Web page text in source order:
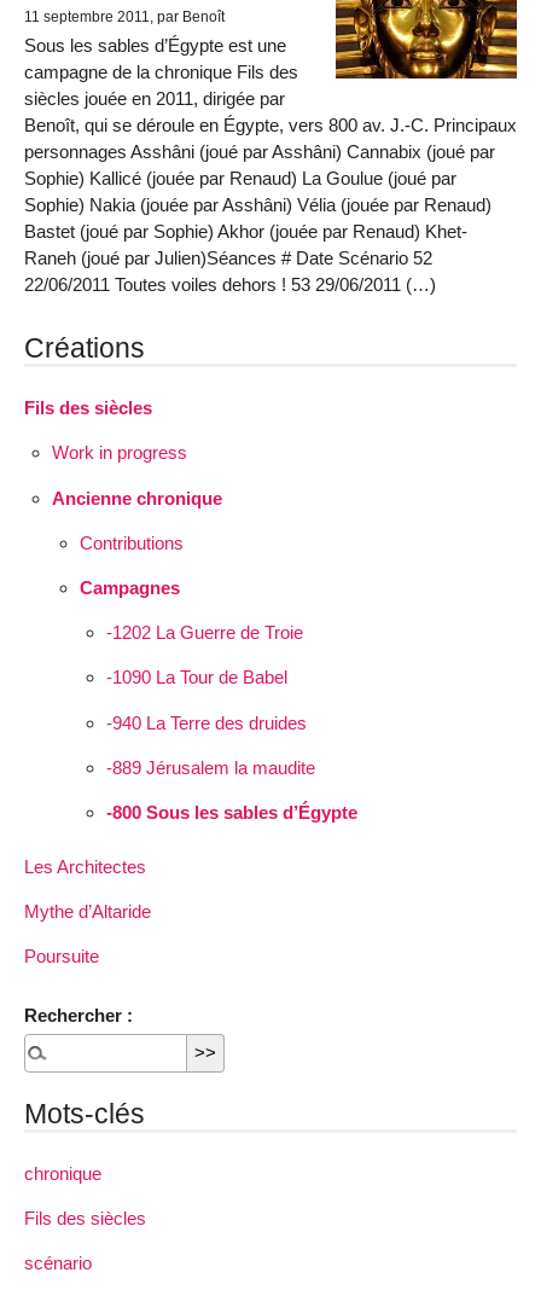
11 septembre 2011, par Benoît
Sous les sables d’Égypte est une
campagne de la chronique Fils des
siècles jouée en 2011, dirigée par
Benoît, qui se déroule en Égypte, vers 800 av. J.-C. Principaux
personnages Asshâni (joué par Asshâni) Cannabix (joué par
Sophie) Kallicé (jouée par Renaud) La Goulue (joué par
Sophie) Nakia (jouée par Asshâni) Vélia (jouée par Renaud)
Bastet (joué par Sophie) Akhor (jouée par Renaud) Khet-
Raneh (joué par Julien)Séances # Date Scénario 52
22/06/2011 Toutes voiles dehors ! 53 29/06/2011 (…)
Créations
Fils des siècles
Work in progress
Ancienne chronique
Contributions
Campagnes
-1202 La Guerre de Troie
-1090 La Tour de Babel
-940 La Terre des druides
-889 Jérusalem la maudite
-800 Sous les sables d’Égypte
Les Architectes
Mythe d’Altaride
Poursuite
Rechercher :
Mots-clés
chronique
Fils des siècles
scénario